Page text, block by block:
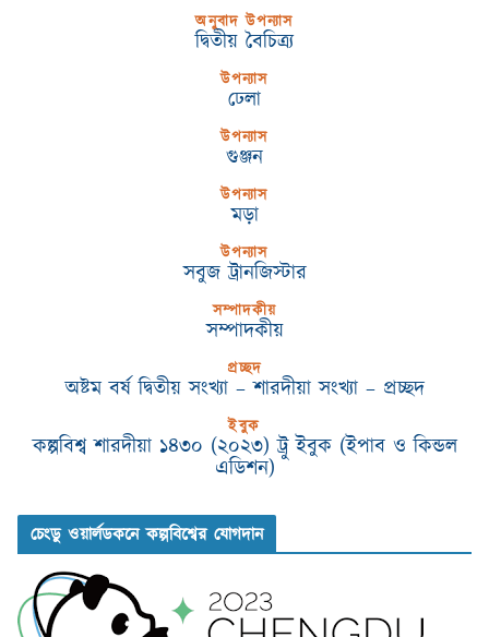
অনুবাদ উপন্যাস
দ্বিতীয় বৈচিত্র্য
উপন্যাস
ঢেলা
উপন্যাস
গুঞ্জন
উপন্যাস
মড়া
উপন্যাস
সবুজ ট্রানজিস্টার
সম্পাদকীয়
সম্পাদকীয়
প্রচ্ছদ
অষ্টম বর্ষ দ্বিতীয় সংখ্যা – শারদীয়া সংখ্যা – প্রচ্ছদ
ইবুক
কল্পবিশ্ব শারদীয়া ১৪৩০ (২০২৩) ট্রু ইবুক (ইপাব ও কিন্ডল
এডিশন)
চেংডু ওয়ার্লডকনে কল্পবিশ্বের যোগদান